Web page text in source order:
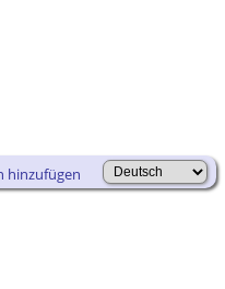
hinzufügen